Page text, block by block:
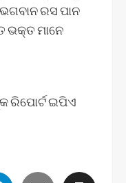
ରସ ପାନ
ଭକ୍ତ ମାନେ
ରିପୋର୍ଟ ଇପିଏ